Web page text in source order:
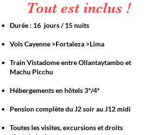
Tout est inclus !
Durée : 16 jours / 15 nuits
Vols Cayenne >Fortaleza >Lima
Train Vistadome entre Ollantaytambo et
Machu Picchu
Hébergements en hôtels 3*/4*
Pension complète du J2 soir au J12 midi
Toutes les visites, excursions et droits